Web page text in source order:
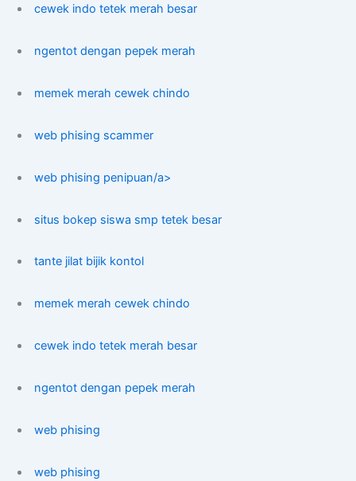
cewek indo tetek merah besar
ngentot dengan pepek merah
memek merah cewek chindo
web phising scammer
web phising penipuan/a>
situs bokep siswa smp tetek besar
tante jilat bijik kontol
memek merah cewek chindo
cewek indo tetek merah besar
ngentot dengan pepek merah
web phising
web phising